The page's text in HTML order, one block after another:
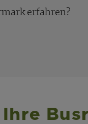
erfahren?